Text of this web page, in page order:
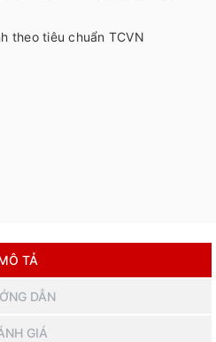
theo tiêu chuẩn TCVN
TẢ
DẪN
GIÁ